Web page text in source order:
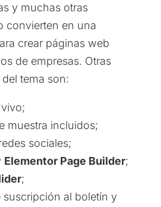
y muchas otras
convierten en una
crear páginas web
de empresas. Otras
tema son:
muestra incluidos;
sociales;
Elementor Page Builder;
;
suscripción al boletín y